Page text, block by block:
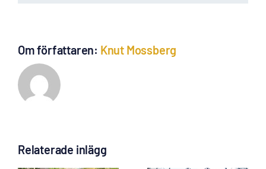
Om författaren: Knut Mossberg
Relaterade inlägg